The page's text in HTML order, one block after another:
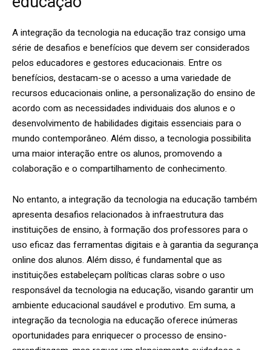
A integração da tecnologia na educação traz consigo uma
série de desafios e benefícios que devem ser considerados
pelos educadores e gestores educacionais. Entre os
benefícios, destacam-se o acesso a uma variedade de
recursos educacionais online, a personalização do ensino de
acordo com as necessidades individuais dos alunos e o
desenvolvimento de habilidades digitais essenciais para o
mundo contemporâneo. Além disso, a tecnologia possibilita
uma maior interação entre os alunos, promovendo a
colaboração e o compartilhamento de conhecimento.
No entanto, a integração da tecnologia na educação também
apresenta desafios relacionados à infraestrutura das
instituições de ensino, à formação dos professores para o
uso eficaz das ferramentas digitais e à garantia da segurança
online dos alunos. Além disso, é fundamental que as
instituições estabeleçam políticas claras sobre o uso
responsável da tecnologia na educação, visando garantir um
ambiente educacional saudável e produtivo. Em suma, a
integração da tecnologia na educação oferece inúmeras
oportunidades para enriquecer o processo de ensino-